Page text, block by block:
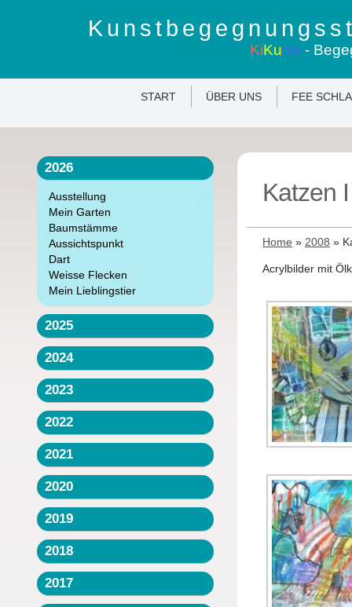
KiKuBa -
START ÜBER UNS FEE
2026
Ausstellung
Mein Garten
Baumstämme
Aussichtspunkt
Dart
Weisse Flecken
Mein Lieblingstier
2025
2024
2023
2022
2021
2020
2019
2018
2017
Katzen I
Home » 2008 »
Acrylbilder mit